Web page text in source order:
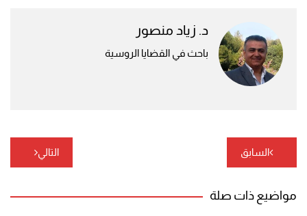
د. زياد منصور
باحث في القضايا الروسية
تصفّح
المقالات
السابق التالي
مواضيع ذات صلة